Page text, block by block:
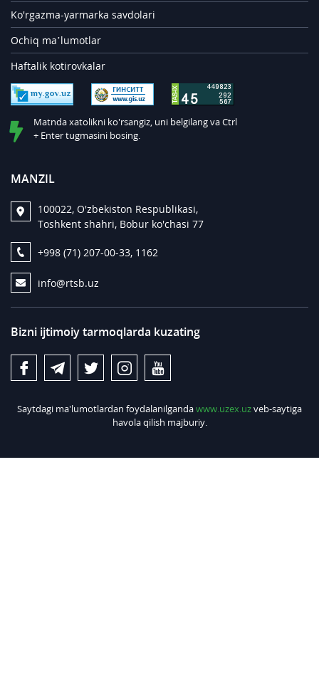
Ko'rgazma-yarmarka savdolari
Ochiq ma’lumotlar
Haftalik kotirovkalar
Matnda xatolikni ko'rsangiz, uni belgilang va Ctrl
+ Enter tugmasini bosing.
MANZIL
100022, O'zbekiston Respublikasi,
Toshkent shahri, Bobur ko'chasi 77
+998 (71) 207-00-33, 1162
info@rtsb.uz
Bizni ijtimoiy tarmoqlarda kuzating
Saytdagi ma'lumotlardan foydalanilgandawww.uzex.uzveb-saytiga
havola qilish majburiy.